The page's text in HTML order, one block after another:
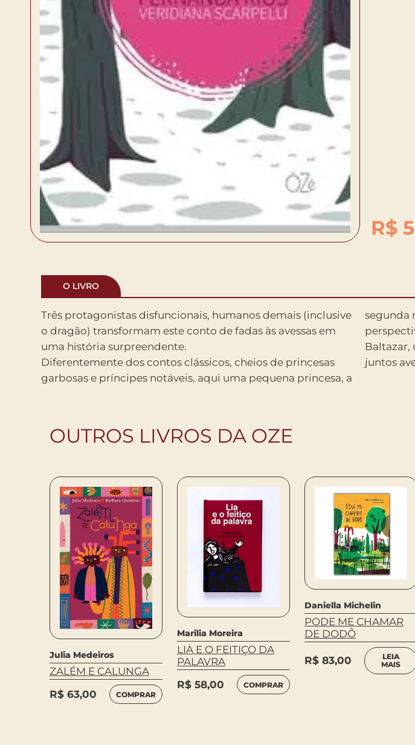
R$
O LIVRO
Três protagonistas disfuncionais, humanos demais (inclusive
o dragão) transformam este conto de fadas às avessas em
uma história surpreendente.
Diferentemente dos contos clássicos, cheios de princesas
garbosas e príncipes notáveis, aqui uma pequena princesa, a
segunda
Baltazar,
juntos
OUTROS LIVROS DA OZE
Julia Medeiros
ZALÉM E CALUNGA
R$ 63,00 COMPRAR
Marilia Moreira
LIA E O FEITIÇO DA
PALAVRA
R$ 58,00 COMPRAR
Daniella Michelin
PODE ME CHAMAR
DE DODÔ
R$ 83,00
LEIA
MAIS